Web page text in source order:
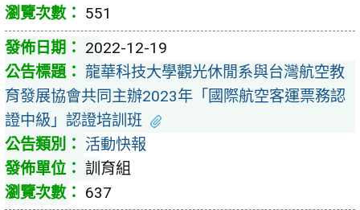
551
2022-12-19
龍華科技大學觀光休閒系與台灣航空教
育發展協會共同主辦2023年「國際航空客運票務認
證中級」認證培訓班
活動快報
訓育組
637